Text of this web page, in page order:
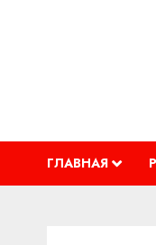
ГЛАВНАЯ